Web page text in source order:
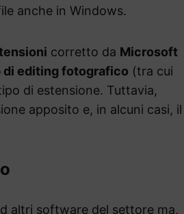
anche in Windows.
corretto da Microsoft
di editing fotografico (tra cui
di estensione. Tuttavia,
apposito e, in alcuni casi, il
altri software del settore ma,